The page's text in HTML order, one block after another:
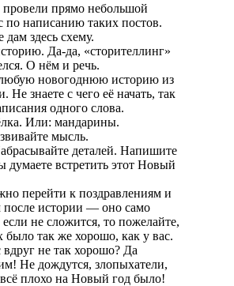
прямо небольшой
по написанию таких постов.
дам здесь схему.
Да-да, «сторителлинг»
О нём и речь.
новогоднюю историю из
Не знаете с чего её начать, так
одного слова.
Или: мандарины.
мысль.
деталей. Напишите
думаете встретить этот Новый
перейти к поздравлениям и
истории — оно само
не сложится, то пожелайте,
было так же хорошо, как у вас.
вдруг не так хорошо? Да
Не дождутся, злопыхатели,
плохо на Новый год было!